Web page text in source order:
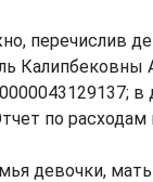
перечислив
Калипбековны
по расходам
девочки,